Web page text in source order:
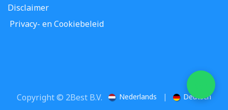
Disclaimer
Privacy- en Cookiebeleid
Copyright © 2Best B.V. Nederlands | Deutsch